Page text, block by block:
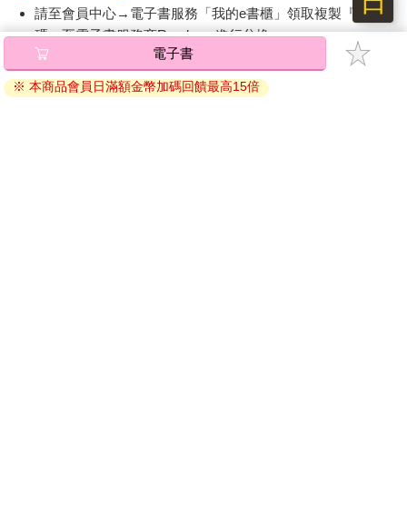
請至會員中心→電子書服務「我的e書櫃」領取複製『兌換
碼』至電子書服務商Readmoo進行兌換。
退換貨須知：
因版權保護，您在金石堂所購買的電子書僅能以金石堂專屬
電子書
※ 本商品會員日滿額金幣加碼回饋最高15倍